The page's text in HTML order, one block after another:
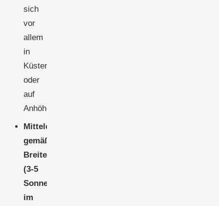
sich
vor
allem
in
Küstennähe
oder
auf
Anhöhen.
Mitteleuropa,
gemäßigte
Breiten
(3-5
Sonnenstunden/Tag
im